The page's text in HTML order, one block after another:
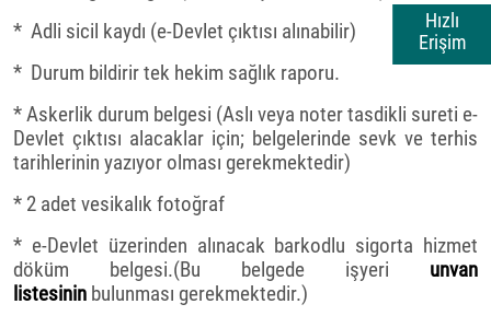
Hızlı
Erişim
* Adli sicil kaydı (e-Devlet çıktısı alınabilir)
* Durum bildirir tek hekim sağlık raporu.
* Askerlik durum belgesi (Aslı veya noter tasdikli sureti e-
Devlet çıktısı alacaklar için; belgelerinde sevk ve terhis
tarihlerinin yazıyor olması gerekmektedir)
* 2 adet vesikalık fotoğraf
* e-Devlet üzerinden alınacak barkodlu sigorta hizmet
döküm belgesi.(Bu belgede işyeri unvan
listesinin bulunması gerekmektedir.)